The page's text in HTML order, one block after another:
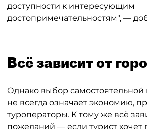
доступности к интересующим
достопримечательностям", —
Всё зависит от
Однако выбор самостоятельной
не всегда означает экономию,
туроператоры. К тому же всё
пожеланий — если турист хочет